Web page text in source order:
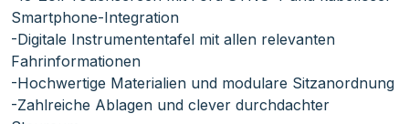
Smartphone-Integration
-Digitale Instrumententafel mit allen relevanten
Fahrinformationen
-Hochwertige Materialien und modulare Sitzanordnung
-Zahlreiche Ablagen und clever durchdachter